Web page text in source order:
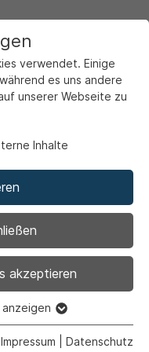
und
verwendet. Einige
es uns andere
unserer Webseite zu
Inhalte
akzeptieren
Funktionen
Impressum Datenschutz